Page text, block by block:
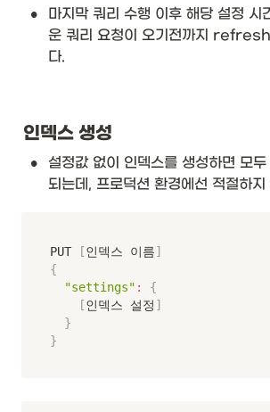
•
마지막 쿼리 수행 이후 해당 설정 시
운 쿼리 요청이 오기전까지
다.
인덱스 생성
•
설정값 없이 인덱스를 생성하면 모
되는데, 프로덕션 환경에선 적절하지
PUT [인덱스 이름]
{
"settings" :
{
[인덱스 설정 ]
}
}